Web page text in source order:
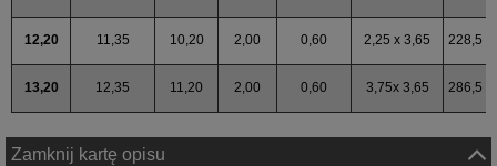
12,20 11,35 10,20 2,00 0,60 2,25 x 3,65 228,5
13,20 12,35 11,20 2,00 0,60 3,75x 3,65 286,5
Zamknij kartę opisu